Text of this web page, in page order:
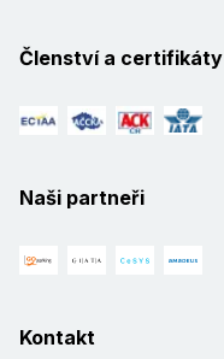
Členství a certifikáty
Naši partneři
Kontakt